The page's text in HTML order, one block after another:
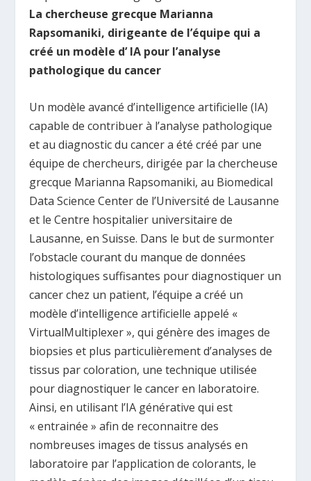
La chercheuse grecque Marianna
Rapsomaniki, dirigeante de l’équipe qui a
créé un modèle d’ IA pour l’analyse
pathologique du cancer
Un modèle avancé d’intelligence artificielle (IA)
capable de contribuer à l’analyse pathologique
et au diagnostic du cancer a été créé par une
équipe de chercheurs, dirigée par la chercheuse
grecque Marianna Rapsomaniki, au Biomedical
Data Science Center de l’Université de Lausanne
et le Centre hospitalier universitaire de
Lausanne, en Suisse. Dans le but de surmonter
l’obstacle courant du manque de données
histologiques suffisantes pour diagnostiquer un
cancer chez un patient, l’équipe a créé un
modèle d’intelligence artificielle appelé «
VirtualMultiplexer », qui génère des images de
biopsies et plus particulièrement d’analyses de
tissus par coloration, une technique utilisée
pour diagnostiquer le cancer en laboratoire.
Ainsi, en utilisant l’IA générative qui est
« entrainée » afin de reconnaitre des
nombreuses images de tissus analysés en
laboratoire par l’application de colorants, le